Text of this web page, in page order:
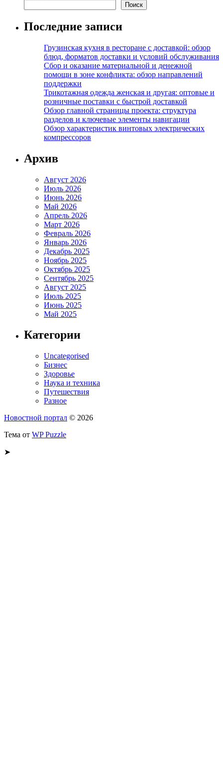
Поиск
Последние записи
Грузинская кухня в ресторане с доставкой: обзор
блюд, форматов доставки и условий обслуживания
Сбор и оказание материальной и денежной
помощи в зоне конфликта: обзор направлений
поддержки
Трикотажная одежда женская и другая: оптовые и
розничные поставки с быстрой доставкой
Обзор главной страницы проекта: структура
разделов и ключевые элементы навигации
Обзор характеристик винтовых электрических
компрессоров
Архив
Август 2026
Июль 2026
Июнь 2026
Май 2026
Апрель 2026
Март 2026
Февраль 2026
Январь 2026
Декабрь 2025
Ноябрь 2025
Октябрь 2025
Сентябрь 2025
Август 2025
Июль 2025
Июнь 2025
Май 2025
Категории
Uncategorised
Бизнес
Здоровье
Наука и техника
Путешествия
Разное
Новостной портал © 2026
Тема от WP Puzzle
➤